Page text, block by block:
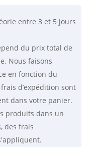
entre 3 et 5 jours
du prix total de
Nous faisons
en fonction du
d’expédition sont
dans votre panier.
produits dans un
des frais